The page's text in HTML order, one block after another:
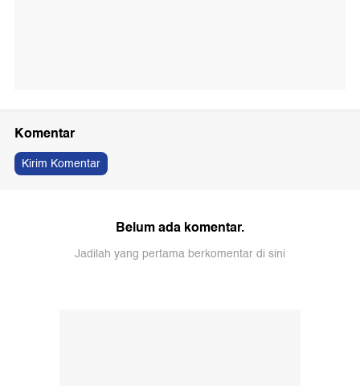
Komentar
Kirim Komentar
Belum ada komentar.
Jadilah yang pertama berkomentar di sini